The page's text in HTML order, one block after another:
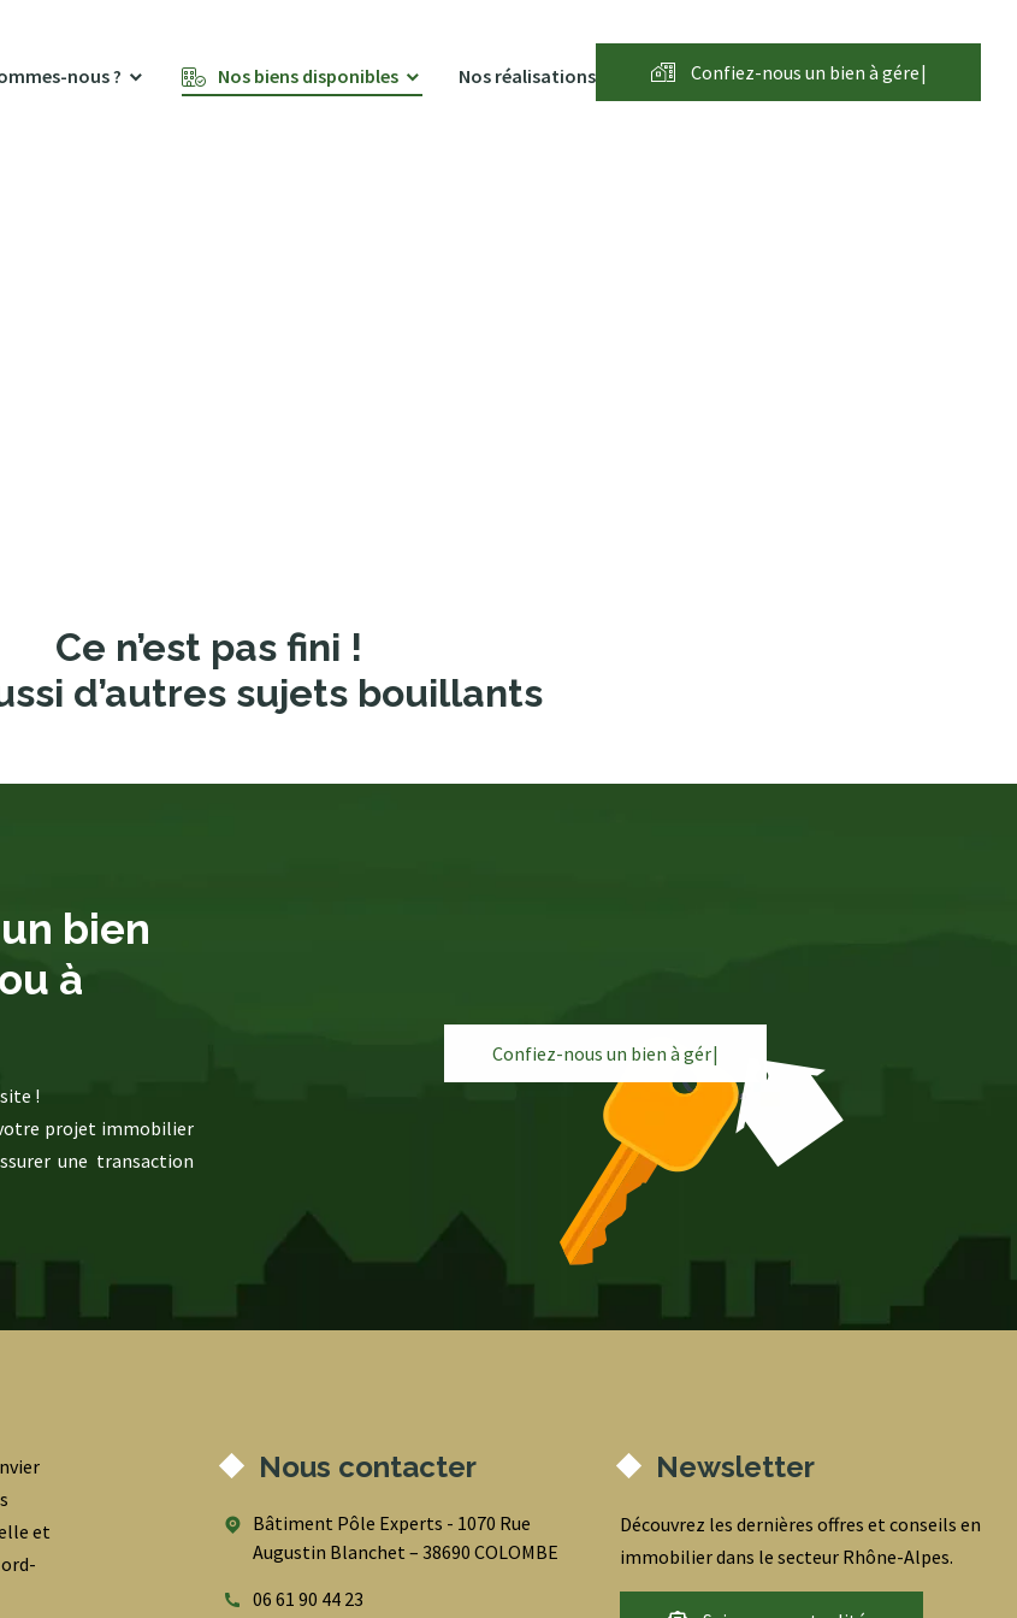
nous ? Nos biens disponibles Nos réalisations Confiez-nous un bien à gérer|
Ce n’est pas fini !
d’autres sujets bouillants
bien
à
!
projet immobilier
une transaction
Confiez-nous un bien àgérer
et
Nous contacter
Bâtiment Pôle Experts - 1070 Rue
Augustin Blanchet – 38690 COLOMBE
06 61 90 44 23
Newsletter
Découvrez les dernières offres et conseils en
immobilier dans le secteur Rhône-Alpes.